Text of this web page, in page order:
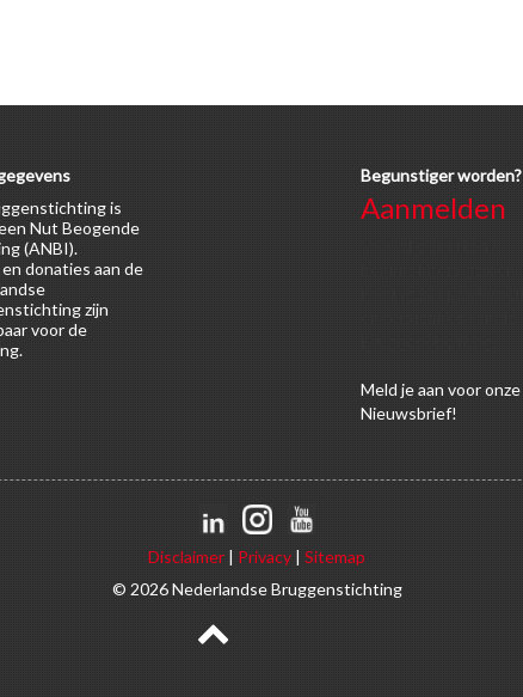
is
Nut Beogende
(ANBI).
donaties aan de
zijn
voor de
Begunstiger worden?
Aanmelden
Meldje aan voor onze
Nieuwsbrief!
Disclaimer | Privacy | Sitemap
© 2026 Nederlandse Bruggenstichting